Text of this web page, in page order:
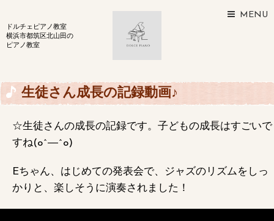
MENU
ドルチェピアノ教室
横浜市都筑区北山田の
ピアノ教室
生徒さん成長の記録動画♪
☆生徒さんの成長の記録です。子どもの成長はすごいで
すね(o^―^o)
Eちゃん、はじめての発表会で、ジャズのリズムをしっ
かりと、楽しそうに演奏されました！